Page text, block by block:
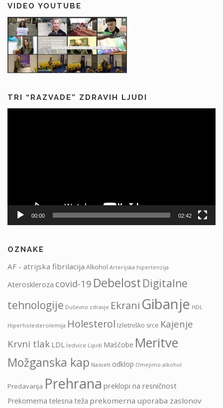
VIDEO YOUTUBE
TRI “RAZVADE” ZDRAVIH LJUDI
00:00 02:42
OZNAKE
AF - atrijska fibrilacija Alkohol Arterijska hipertenzija
Ateroskleroza covid-19 Debelost Digitalne
tehnologije Duševno zdravje Ekrani Gibanje HDL
Hiperholesterolemija Holesterol Izletniško srce Kajenje
Krvni tlak LDL ledvice Lipidi Maščobe Meritve
Možganska kap Nasveti odklop Omejimo alkohol
Predavanja Prehrana preklopi na resničnost
Prekomerna telesna teža prekomerna uporaba zaslonov